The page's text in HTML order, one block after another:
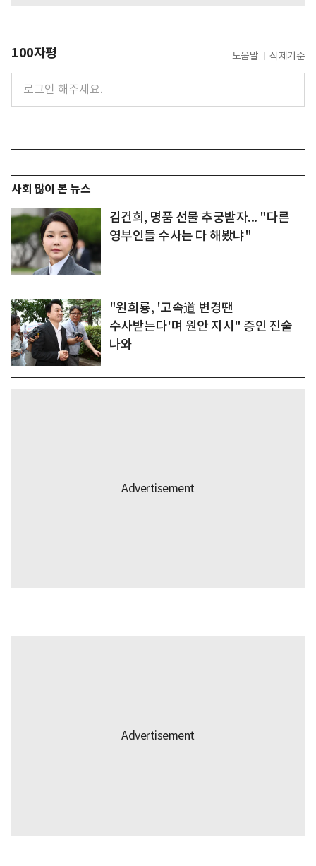
100자평 도움말 삭제기준
사회 많이 본 뉴스
김건희, 명품 선물 추궁받자... "다른
영부인들 수사는 다 해봤냐"
"원희룡, '고속道 변경땐
수사받는다'며 원안 지시" 증인 진술
나와